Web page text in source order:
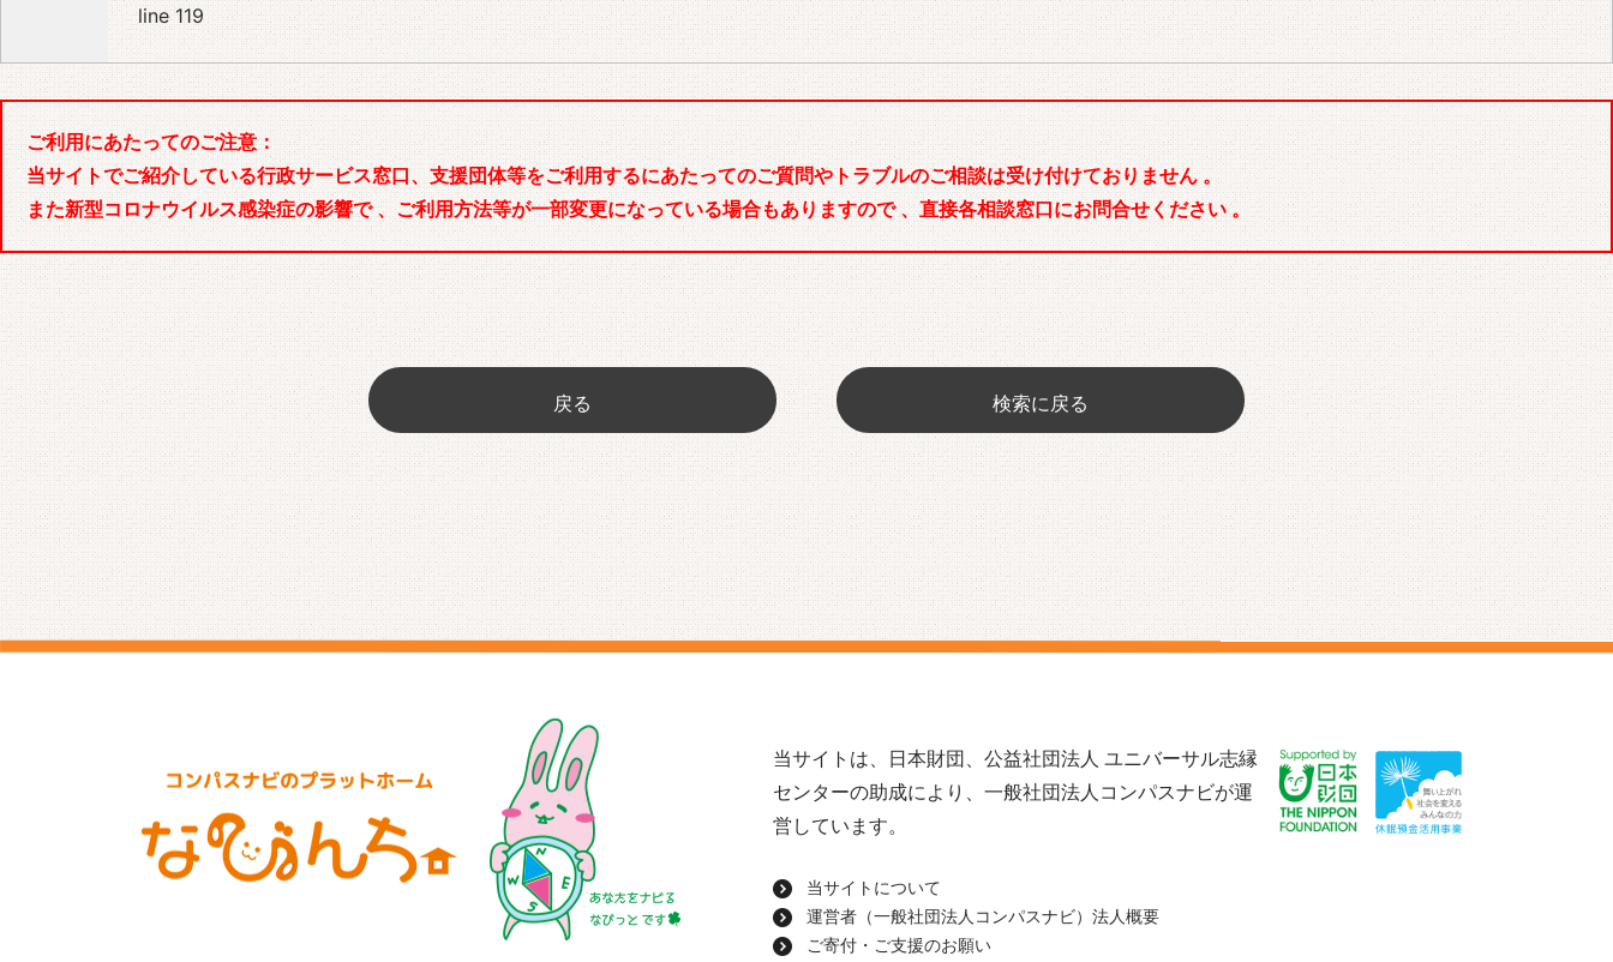
line119
ご利用にあたってのご注意：
当サイトでご紹介している行政サービス窓口、支援団体等をご利用するにあたってのご質問やトラブルのご相談は受け付けておりません 。
また新型コロナウイルス感染症の影響で 、ご利用方法等が一部変更になっている場合もありますので 、直接各相談窓口にお問合せください 。
戻る 検索に戻る
当サイトは、日本財団、公益社団法人 ユニバーサル志縁
センターの助成により、一般社団法人コンパスナビが運
営しています。
当サイトについて
運営者（一般社団法人コンパスナビ）法人概要
ご寄付・ご支援のお願い